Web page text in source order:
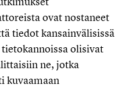
ovat nostaneet
tiedot kansainvälisissä
olisivat
ne, jotka
kuvaamaan